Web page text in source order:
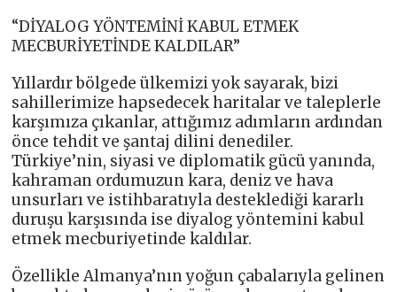
“DİYALOG YÖNTEMİNİ KABUL ETMEK
MECBURİYETİNDE KALDILAR”
Yıllardır bölgede ülkemizi yok sayarak, bizi
sahillerimize hapsedecek haritalar ve taleplerle
karşımıza çıkanlar, attığımız adımların ardından
önce tehdit ve şantaj dilini denediler.
Türkiye’nin, siyasi ve diplomatik gücü yanında,
kahraman ordumuzun kara, deniz ve hava
unsurları ve istihbaratıyla desteklediği kararlı
duruşu karşısında ise diyalog yöntemini kabul
etmek mecburiyetinde kaldılar.
Özellikle Almanya’nın yoğun çabalarıyla gelinen